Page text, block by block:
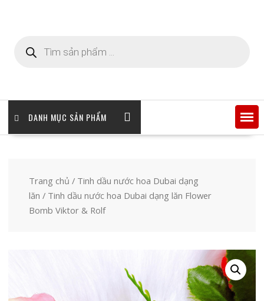
kiếm
sản
DANH MỤC SẢN PHẨM
Trang chủ / Tinh dầu nước hoa Dubai dạng
lăn / Tinh dầu nước hoa Dubai dạng lăn Flower
Bomb Viktor & Rolf